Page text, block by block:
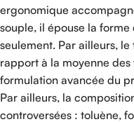
ergonomique
souple, il épouse la forme
seulement. Par ailleurs,
rapport à la moyenne
formulation avancée du
Par ailleurs, la
controversées : toluène,